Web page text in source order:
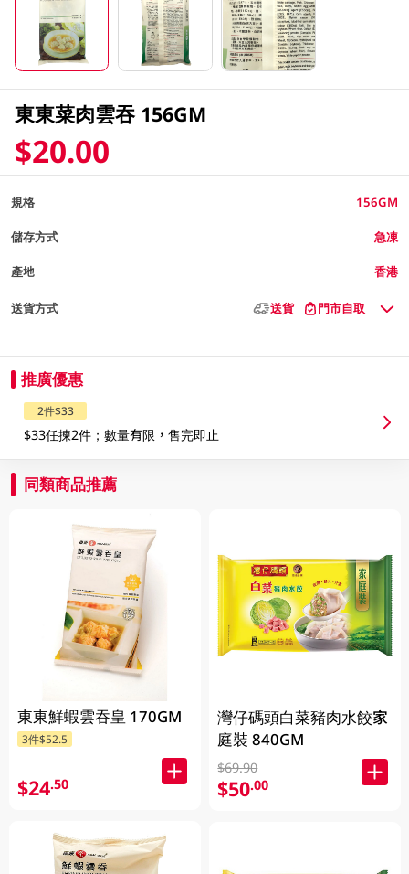
東東菜肉雲吞 156GM
$20.00
規格 156GM
儲存方式 急凍
產地 香港
送貨方式 送貨 門市自取
推廣優惠
2件$33
$33任揀2件；數量有限，售完即止
同類商品推薦
東東鮮蝦雲吞皇 170GM
3件$52.5
$24.50
灣仔碼頭白菜豬肉水餃家
庭裝 840GM
$69.90
$50.00